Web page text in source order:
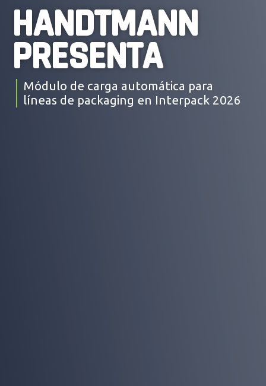
HANDTMANN
PRESENTA
Módulo de carga automática para
líneas de packaging en Interpack 2026